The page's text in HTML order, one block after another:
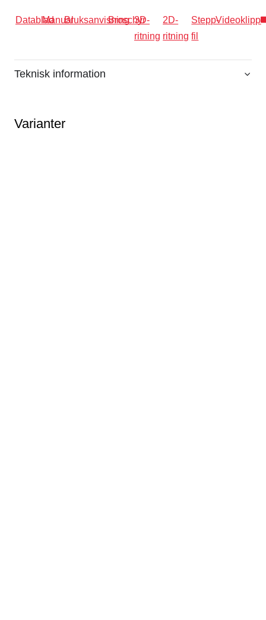
DatabladManualBruksanvisning
Broschyr
3D-
ritning
2D-
ritning
Stepp-
fil
Videoklipp
Teknisk information
Varianter